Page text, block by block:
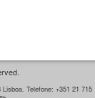
Telefone: +351 21 715